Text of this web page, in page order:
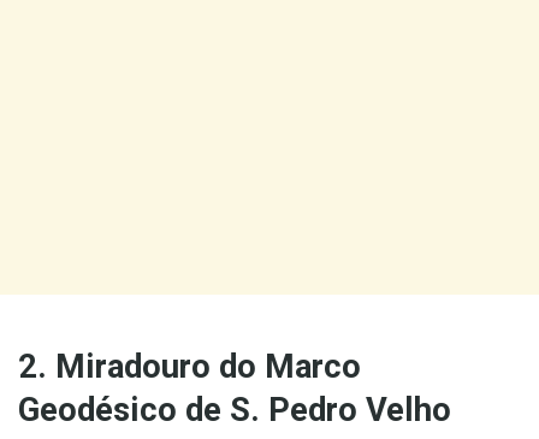
2. Miradouro do Marco
Geodésico de S. Pedro Velho